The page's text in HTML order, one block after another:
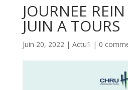
JOURNEE
JUIN A TOURS
Juin 20, 2022| Actu1 | 0